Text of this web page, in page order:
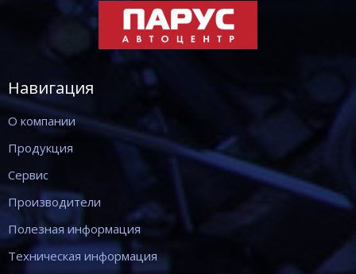
Навигация
О компании
Продукция
Сервис
Производители
Полезная информация
Техническая информация